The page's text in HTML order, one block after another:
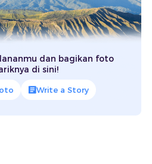
dan bagikan foto
di sini!
Write a Story